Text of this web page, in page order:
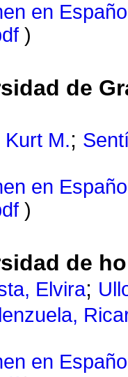
en
)
de
M.;
en
)
de
Elvira;
en